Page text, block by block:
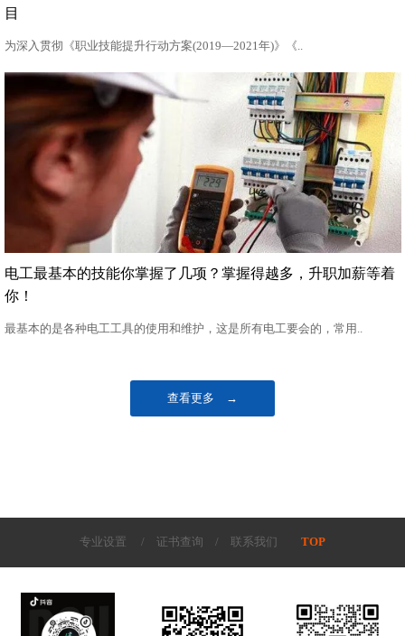
目
为深入贯彻《职业技能提升行动方案(2019—2021年)》《..
电工最基本的技能你掌握了几项？掌握得越多，升职加薪等着
你！
最基本的是各种电工工具的使用和维护，这是所有电工要会的，常用..
查看更多 →
专业设置 / 证书查询 / 联系我们 TOP